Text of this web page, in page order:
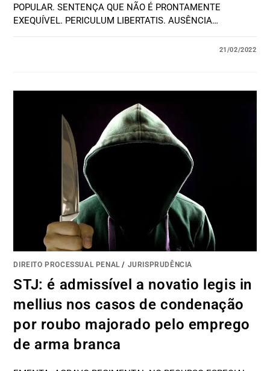
POPULAR. SENTENÇA QUE NÃO É PRONTAMENTE
EXEQUÍVEL. PERICULUM LIBERTATIS. AUSÊNCIA…
21/02/2022
DIREITO PROCESSUAL PENAL / JURISPRUDÊNCIA
STJ: é admissível a novatio legis in
mellius nos casos de condenação
por roubo majorado pelo emprego
de arma branca